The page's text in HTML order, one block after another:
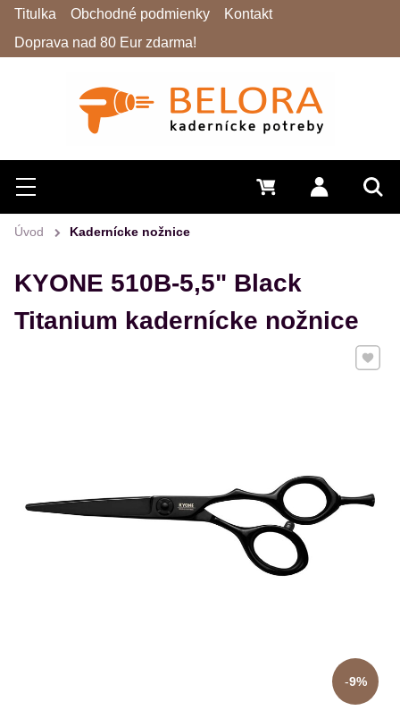
Hľadať
Menu Prihlásiť
0 €
Titulka Obchodné podmienky
Kontakt
Doprava nad 80 Eur zdarma!
Úvod Kadernícke nožnice
KYONE 510B-5,5" Black
Titanium kadernícke nožnice
9%
Pridať